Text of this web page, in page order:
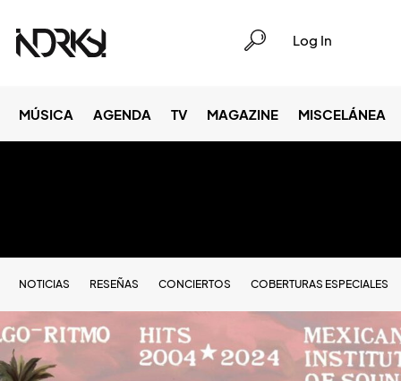
Log In
MÚSICA AGENDA TV MAGAZINE MISCELÁNEA
NOTICIAS RESEÑAS CONCIERTOS COBERTURAS ESPECIALES